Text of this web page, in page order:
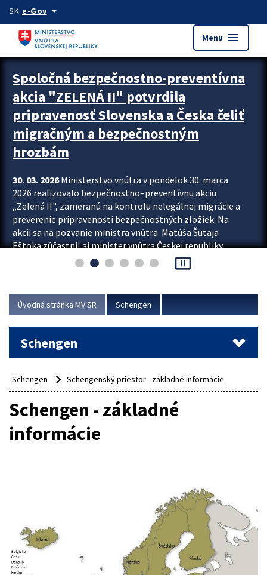
Preskocit na hlavný obsah
SK e-Govarrow_drop_down
Menu menu
Zastavit automatický posun upútavok
Spoločná bezpečnostno-preventívna
akcia "ZELENÁ II" potvrdila
pripravenosť Slovenska a Česka čeliť
migračným a bezpečnostným
hrozbám
30. 03. 2026Ministerstvo vnútra v pondelok 30. marca
2026 realizovalo bezpečnostno–preventívnu akciu
„Zelená II", zameranú na kontrolu nelegálnej migrácie a
preverenie pripravenosti bezpečnostných zložiek. Na
akcii sa na pozvanie ministra vnútra Matúša Šutaja
Eštoka zúčastnil aj minister vnútra Českej republiky
Lubomír Metnar, spolu s ďalšími zahraničnými partnermi.
Cieľom akcie bolo posilniť kontrolné mechanizmy,
demonštrovať pripravenosť Slovenska na možné...
pause_presentation
Úvodná stránka MV SR Schengen
Schengen
Schengen Schengenský priestor - základné informácie
Schengen - základné
informácie